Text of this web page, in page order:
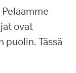
ovat
puolin. Tässä